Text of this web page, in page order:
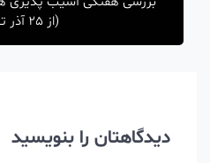
دیدگاهتان را بنویسید